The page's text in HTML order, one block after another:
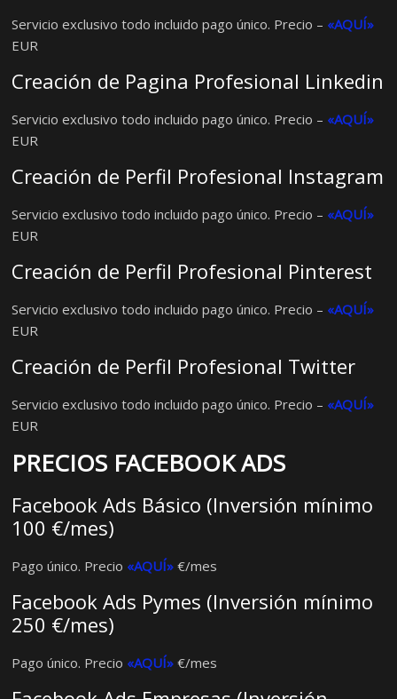
Servicio exclusivo todo incluido pago único. Precio – «AQUÍ»
EUR
Creación de Pagina Profesional Linkedin
Servicio exclusivo todo incluido pago único. Precio – «AQUÍ»
EUR
Creación de Perfil Profesional Instagram
Servicio exclusivo todo incluido pago único. Precio – «AQUÍ»
EUR
Creación de Perfil Profesional Pinterest
Servicio exclusivo todo incluido pago único. Precio – «AQUÍ»
EUR
Creación de Perfil Profesional Twitter
Servicio exclusivo todo incluido pago único. Precio – «AQUÍ»
EUR
PRECIOS FACEBOOK ADS
Facebook Ads Básico (Inversión mínimo
100 €/mes)
Pago único. Precio «AQUÍ» €/mes
Facebook Ads Pymes (Inversión mínimo
250 €/mes)
Pago único. Precio «AQUÍ» €/mes